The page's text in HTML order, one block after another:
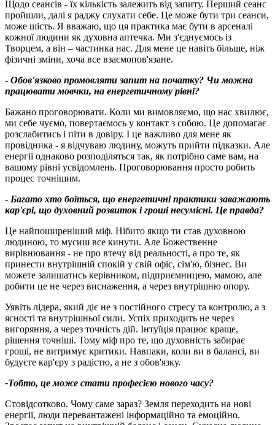
Щодо сеансів - їх кількість залежить від запиту. Перший сеанс
пройшли, далі я раджу слухати себе. Це може бути три сеанси,
може шість. Я вважаю, що ця практика має бути в арсеналі
кожної людини як духовна аптечка. Ми з'єднуємось із
Творцем, а він – частинка нас. Для мене це навіть більше, ніж
фізичні зміни, хоча все взаємопов'язане.
- Обов'язково промовляти запит на початку? Чи можна
працювати мовчки, на енергетичному рівні?
Бажано проговорювати. Коли ми вимовляємо, що нас хвилює,
ми себе чуємо, повертаємось у контакт з собою. Це допомагає
розслабитись і піти в довіру. І це важливо для мене як
провідника - я відчуваю людину, можуть прийти підказки. Але
енергії однаково розподіляться так, як потрібно саме вам, на
вашому рівні усвідомлень. Проговорювання просто робить
процес точнішим.
- Багато хто боїться, що енергетичні практики заважають
кар'єрі, що духовний розвиток і гроші несумісні. Це правда?
Це найпоширеніший міф. Нібито якщо ти став духовною
людиною, то мусиш все кинути. Але Божественне
вирівнювання - не про втечу від реальності, а про те, як
принести внутрішній спокій у свій офіс, сім'ю, бізнес. Ви
можете залишатись керівником, підприємницею, мамою, але
робити це не через виснаження, а через внутрішню опору.
Уявіть лідера, який діє не з постійного стресу та контролю, а з
ясності та внутрішньої сили. Успіх приходить не через
вигоряння, а через точність дій. Інтуїція працює краще,
рішення точніші. Тому міф про те, що духовність забирає
гроші, не витримує критики. Навпаки, коли ви в балансі, ви
будуєте кар'єру з радістю, а не з обов'язку.
-Тобто, це може стати професією нового часу?
Стовідсотково. Чому саме зараз? Земля переходить на нові
енергії, люди перевантажені інформаційно та емоційно.